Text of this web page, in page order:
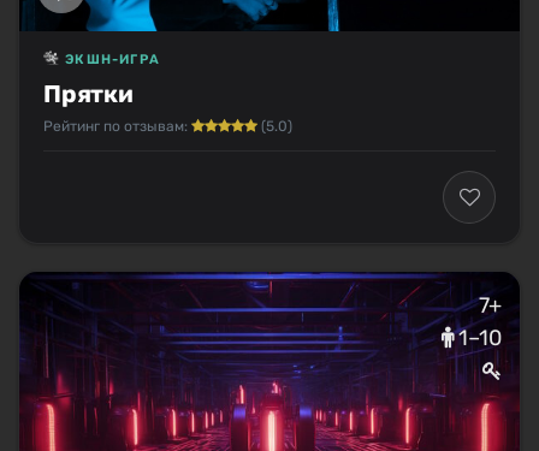
Прятки
ЭКШН-ИГРА
Рейтинг по отзывам: (5.0)
7+
1–10